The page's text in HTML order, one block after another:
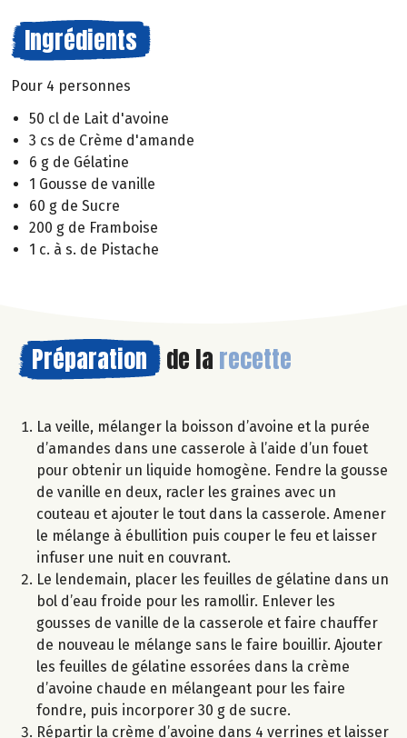
Ingrédients
Pour 4 personnes
50 cl de Lait d'avoine
3 cs de Crème d'amande
6 g de Gélatine
1 Gousse de vanille
60 g de Sucre
200 g de Framboise
1 c. à s. de Pistache
Préparation de la recette
La veille, mélanger la boisson d’avoine et la purée
d’amandes dans une casserole à l’aide d’un fouet
pour obtenir un liquide homogène. Fendre la gousse
de vanille en deux, racler les graines avec un
couteau et ajouter le tout dans la casserole. Amener
le mélange à ébullition puis couper le feu et laisser
infuser une nuit en couvrant.
Le lendemain, placer les feuilles de gélatine dans un
bol d’eau froide pour les ramollir. Enlever les
gousses de vanille de la casserole et faire chauffer
de nouveau le mélange sans le faire bouillir. Ajouter
les feuilles de gélatine essorées dans la crème
d’avoine chaude en mélangeant pour les faire
fondre, puis incorporer 30 g de sucre.
Répartir la crème d’avoine dans 4 verrines et laisser